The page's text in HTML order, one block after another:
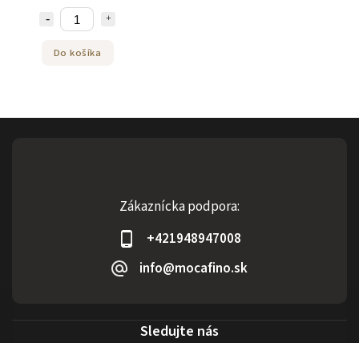
Do košíka
Zákaznícka podpora:
+421948947008
info@mocafino.sk
Sledujte nás